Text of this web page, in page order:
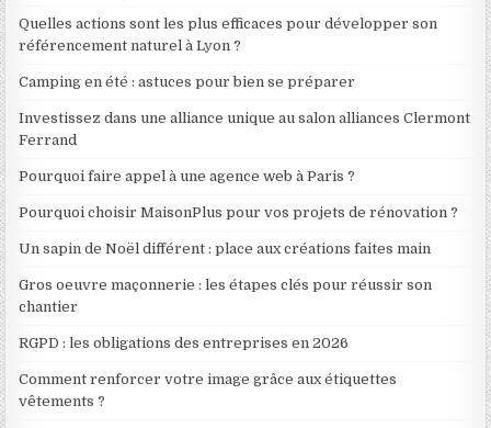
Quelles actions sont les plus efficaces pour développer son
référencement naturel à Lyon ?
Camping en été : astuces pour bien se préparer
Investissez dans une alliance unique au salon alliances Clermont
Ferrand
Pourquoi faire appel à une agence web à Paris ?
Pourquoi choisir MaisonPlus pour vos projets de rénovation ?
Un sapin de Noël différent : place aux créations faites main
Gros oeuvre maçonnerie : les étapes clés pour réussir son
chantier
RGPD : les obligations des entreprises en 2026
Comment renforcer votre image grâce aux étiquettes
vêtements ?